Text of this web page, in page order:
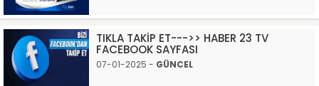
TIKLA TAKİP ET--->> HABER 23 TV
FACEBOOK SAYFASI
07-01-2025 - GÜNCEL